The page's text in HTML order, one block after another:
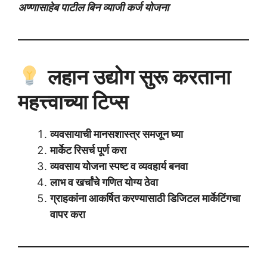
अण्णासाहेब पाटील बिन व्याजी कर्ज योजना
लहान उद्योग सुरू करताना
महत्त्वाच्या टिप्स
व्यवसायाची मानसशास्त्र समजून घ्या
मार्केट रिसर्च पूर्ण करा
व्यवसाय योजना स्पष्ट व व्यवहार्य बनवा
लाभ व खर्चांचे गणित योग्य ठेवा
ग्राहकांना आकर्षित करण्यासाठी डिजिटल मार्केटिंगचा
वापर करा